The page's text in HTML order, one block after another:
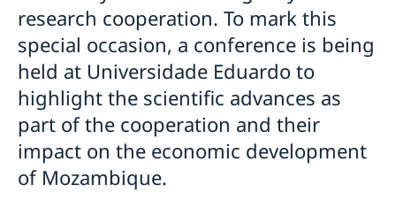
research cooperation. To mark this
special occasion, a conference is being
held at Universidade Eduardo to
highlight the scientific advances as
part of the cooperation and their
impact on the economic development
of Mozambique.